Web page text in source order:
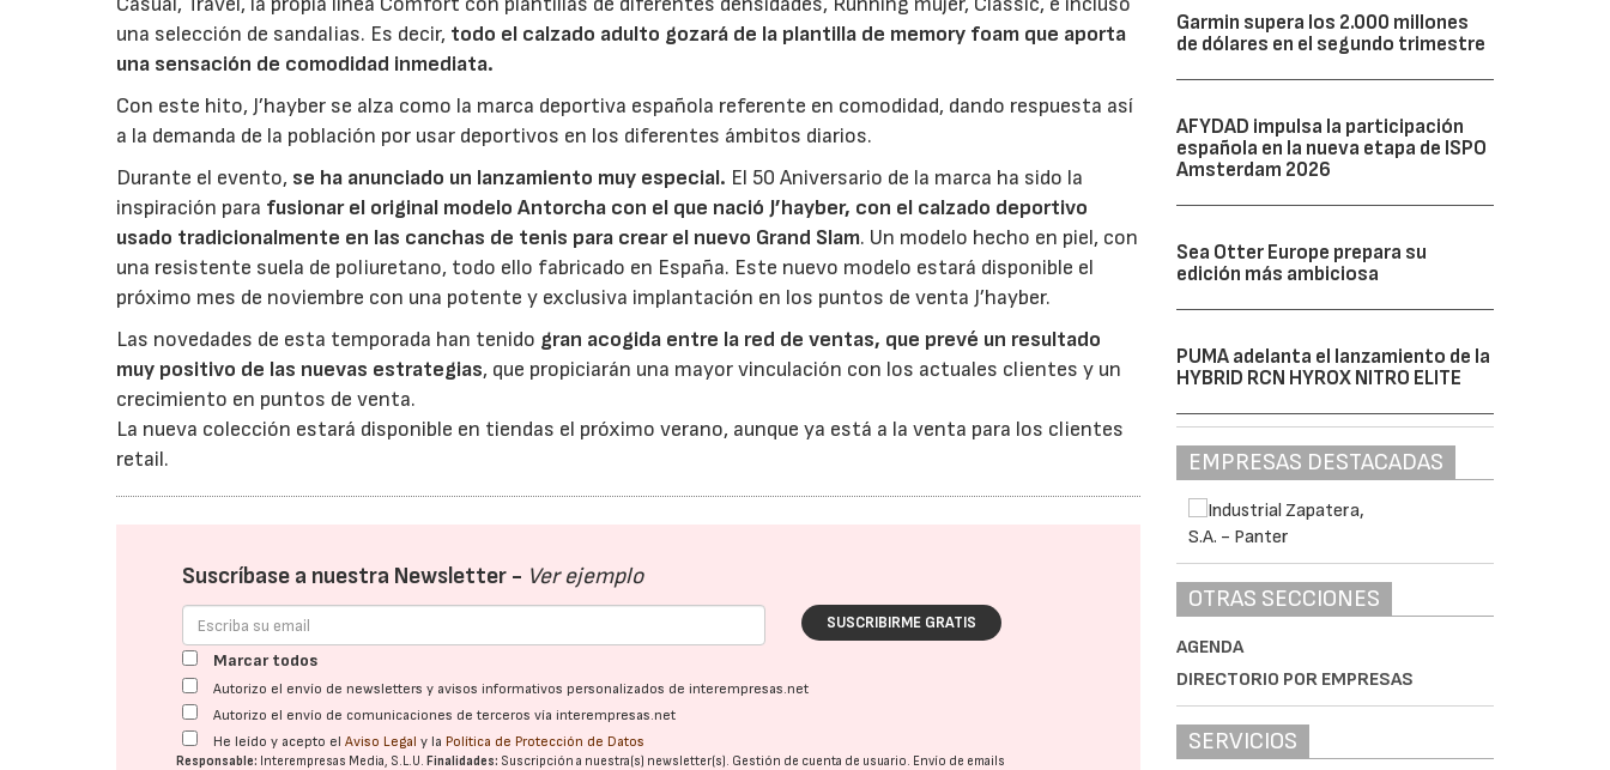
una selección de sandalias. Es decir, todo el calzado adulto gozará de la plantilla de memory foam que aporta
una sensación de comodidad inmediata.
Con este hito, J’hayber se alza como la marca deportiva española referente en comodidad, dando respuesta así
a la demanda de la población por usar deportivos en los diferentes ámbitos diarios.
Durante el evento, se ha anunciado un lanzamiento muy especial. El 50 Aniversario de la marca ha sido la
inspiración para fusionar el original modelo Antorcha con el que nació J’hayber, con el calzado deportivo
usado tradicionalmente en las canchas de tenis para crear el nuevo Grand Slam. Un modelo hecho en piel, con
una resistente suela de poliuretano, todo ello fabricado en España. Este nuevo modelo estará disponible el
próximo mes de noviembre con una potente y exclusiva implantación en los puntos de venta J’hayber.
Las novedades de esta temporada han tenido gran acogida entre la red de ventas, que prevé un resultado
muy positivo de las nuevas estrategias, que propiciarán una mayor vinculación con los actuales clientes y un
crecimiento en puntos de venta.
La nueva colección estará disponible en tiendas el próximo verano, aunque ya está a la venta para los clientes
retail.
Suscríbase a nuestra Newsletter - Ver ejemplo
SUSCRIBIRME GRATIS
Marcar todos
Autorizo el envío de newsletters y avisos informativos personalizados de interempresas.net
Autorizo el envío de comunicaciones de terceros vía interempresas.net
He leído y acepto elAviso Legal y la Política de Protección de Datos
Responsable: Interempresas Media, S.L.U.Finalidades: Suscripción a nuestra(s) newsletter(s). Gestión de cuenta de usuario. Envío de emails
Garmin supera los 2.000 millones
de dólares en el segundo trimestre
AFYDAD impulsa la participación
española en la nueva etapa de ISPO
Amsterdam 2026
Sea Otter Europe prepara su
edición más ambiciosa
PUMA adelanta el lanzamiento de la
HYBRID RCN HYROX NITRO ELITE
EMPRESAS DESTACADAS
OTRAS SECCIONES
AGENDA
DIRECTORIO POR EMPRESAS
SERVICIOS